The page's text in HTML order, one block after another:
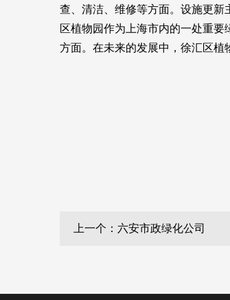
查、清洁、维修等方面。设施更
区植物园作为上海市内的一处重
方面。在未来的发展中，徐汇区植
上一个：六安市政绿化公司